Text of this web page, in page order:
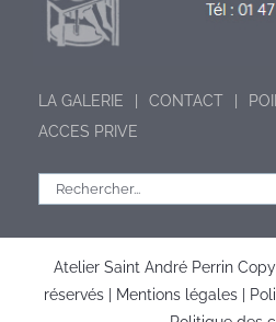
LA GALERIE CONTACT
ACCES PRIVE
Rechercher:
Atelier Saint André Perrin
réservés |
Mentions légales|